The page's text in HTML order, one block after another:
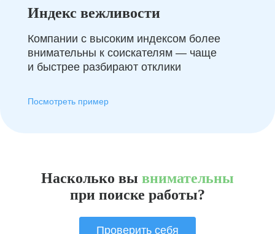
Индекс вежливости
Компании с высоким индексом более
внимательны к соискателям — чаще
и быстрее разбирают отклики
Посмотреть пример
Насколько вы внимательны
при поиске работы?
Проверить себя